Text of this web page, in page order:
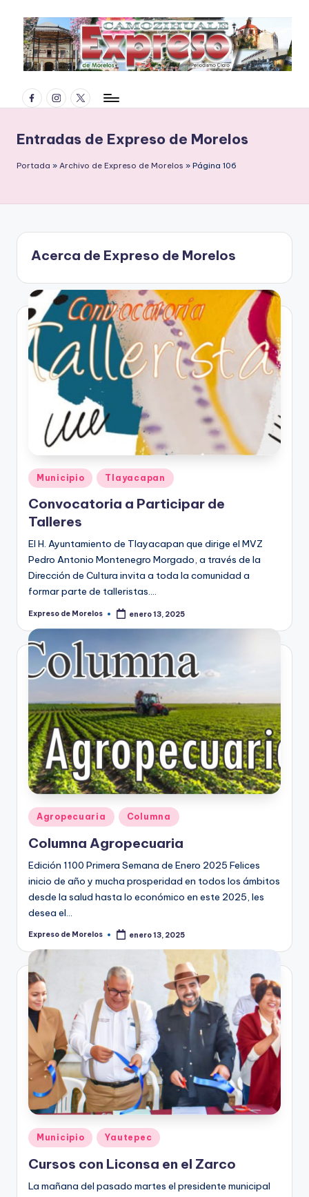
Saltar
contenido
x
r
e
e
M
o
r
el
o
FacebookInstagram
Twitter
Entradas de Expreso de Morelos
Portada » Archivo de Expreso de Morelos » Página 106
Acerca de Expreso de Morelos
Publicado
en
Municipio Tlayacapan
Convocatoria a Participar de
Talleres
El H. Ayuntamiento de Tlayacapan que dirige el MVZ
Pedro Antonio Montenegro Morgado, a través de la
Dirección de Cultura invita a toda la comunidad a
formar parte de talleristas.…
Publicado
Expreso de Morelos enero 13, 2025
Publicado
en
Agropecuaria Columna
Columna Agropecuaria
Edición 1100 Primera Semana de Enero 2025 Felices
inicio de año y mucha prosperidad en todos los ámbitos
desde la salud hasta lo económico en este 2025, les
desea el…
Publicado
Expreso de Morelos enero 13, 2025
Publicado
en
Municipio Yautepec
Cursos con Liconsa en el Zarco
La mañana del pasado martes el presidente municipal